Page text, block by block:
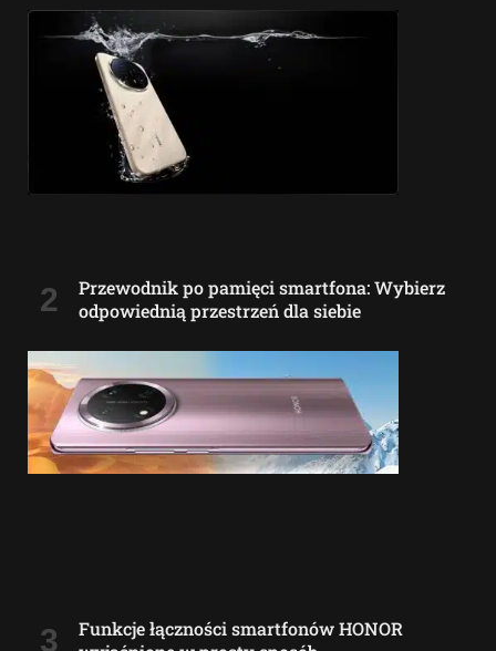
Przewodnik po pamięci smartfona: Wybierz
odpowiednią przestrzeń dla siebie
Funkcje łączności smartfonów HONOR